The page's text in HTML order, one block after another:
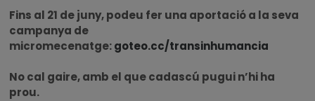
Fins al 21 de juny, podeu fer una aportació a la seva
campanya de
micromecenatge:goteo.cc/transinhumancia
No cal gaire, amb el que cadascú pugui n’hi ha
prou.